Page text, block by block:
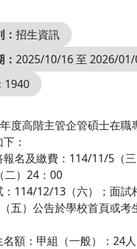
招生資訊
2025/10/16 至 2026/01/
1940
度高階主管企管碩士在職
：
報名及繳費：114/11/5（
二）24：00
：114/12/13（六）；面試
五）公告於學校首頁或考
名額：甲組（一般）：24